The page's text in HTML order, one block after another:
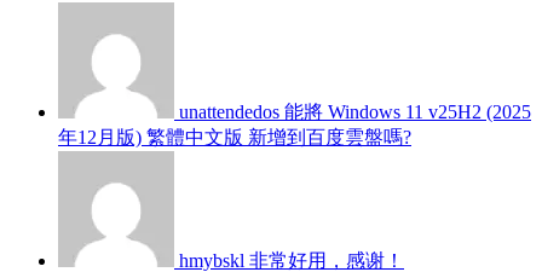
unattendedos 能將 Windows 11 v25H2 (2025
年12月版) 繁體中文版 新增到百度雲盤嗎?
hmybskl 非常好用，感谢！